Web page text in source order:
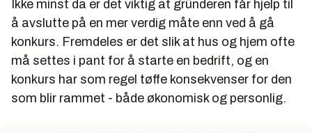
Ikke minst da er det viktig at gründeren får hjelp til
å avslutte på en mer verdig måte enn ved å gå
konkurs. Fremdeles er det slik at hus og hjem ofte
må settes i pant for å starte en bedrift, og en
konkurs har som regel tøffe konsekvenser for den
som blir rammet - både økonomisk og personlig.